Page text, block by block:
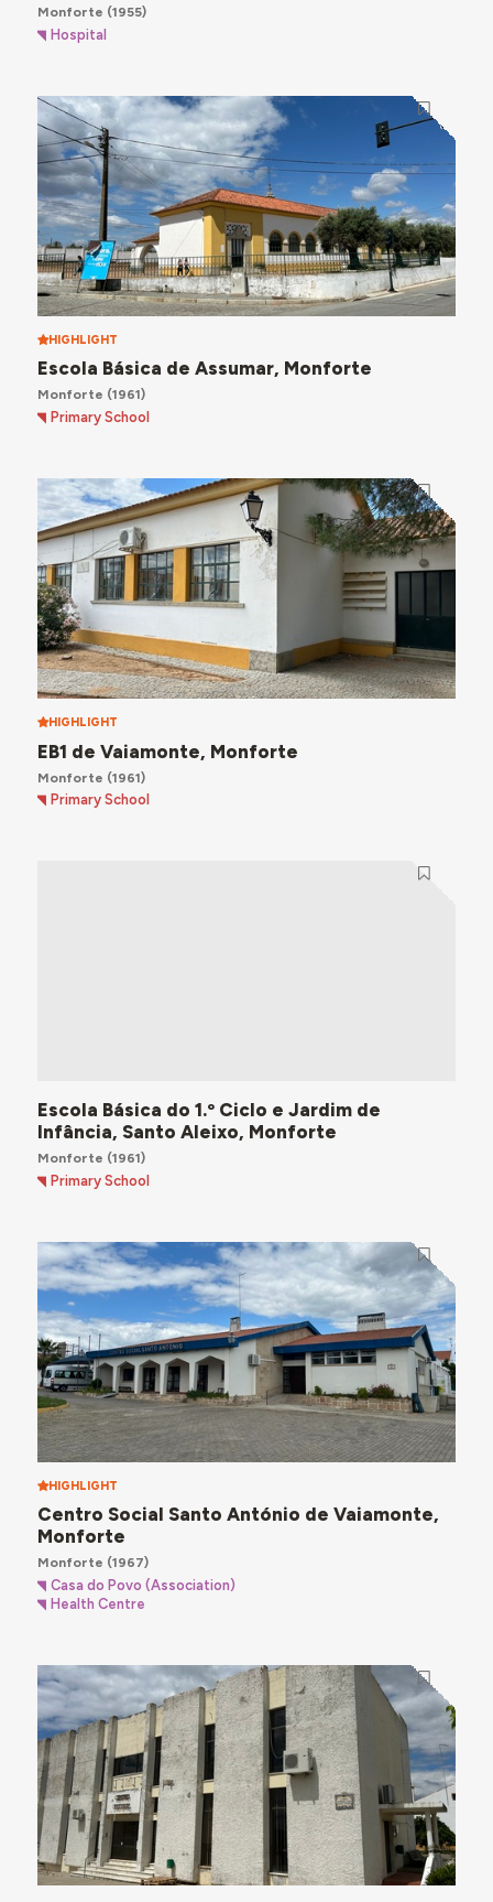
Monforte (1955)
Hospital
HIGHLIGHT
Escola Básica de Assumar, Monforte
Monforte (1961)
Primary School
HIGHLIGHT
EB1 de Vaiamonte, Monforte
Monforte (1961)
Primary School
Escola Básica do 1.º Ciclo e Jardim de
Infância, Santo Aleixo, Monforte
Monforte (1961)
Primary School
HIGHLIGHT
Centro Social Santo António de Vaiamonte,
Monforte
Monforte (1967)
Casa do Povo (Association)
Health Centre